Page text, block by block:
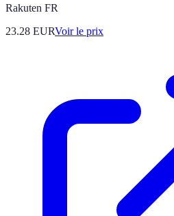
Rakuten FR
23.28 EURVoir le prix